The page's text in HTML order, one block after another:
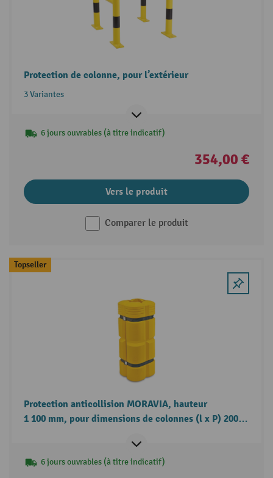
Protection de colonne, pour l’extérieur
3 Variantes
6 jours ouvrables (à titre indicatif)
354,00 €
Vers le produit
Comparer le produit
Topseller
Protection anticollision MORAVIA, hauteur
1 100 mm, pour dimensions de colonnes (l x P) 200-
6 jours ouvrables (à titre indicatif)